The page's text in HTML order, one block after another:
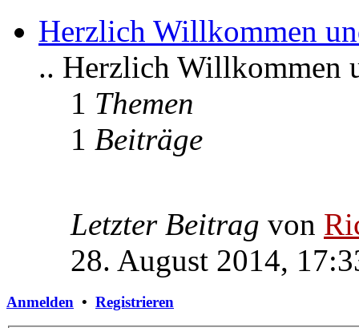
Herzlich Willkommen
.. Herzlich Willkommen
1 Themen
1 Beiträge
Letzter Beitrag von
28. August 2014,
Anmelden • Registrieren